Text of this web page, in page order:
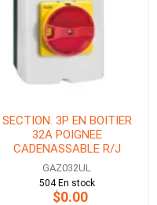
SECTION. 3P EN BOITIER
32A POIGNEE
CADENASSABLE R/J
NEMA4X
GAZ032UL
504 En stock
$0.00